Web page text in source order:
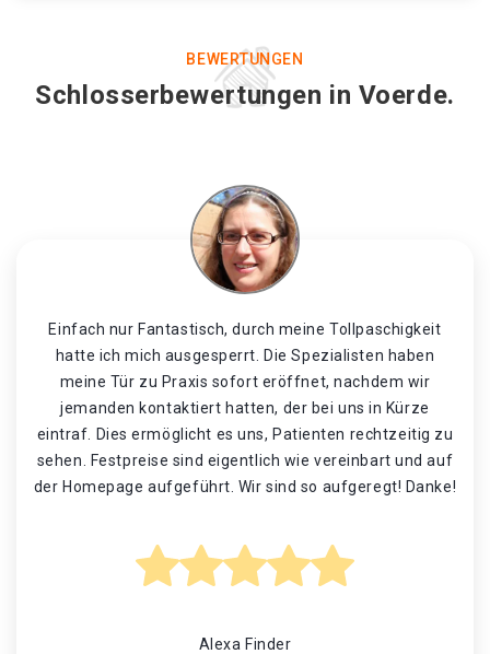
BEWERTUNGEN
Schlosserbewertungen in Voerde.
Einfach nur Fantastisch, durch meine Tollpaschigkeit
hatte ich mich ausgesperrt. Die Spezialisten haben
meine Tür zu Praxis sofort eröffnet, nachdem wir
jemanden kontaktiert hatten, der bei uns in Kürze
eintraf. Dies ermöglicht es uns, Patienten rechtzeitig zu
sehen. Festpreise sind eigentlich wie vereinbart und auf
der Homepage aufgeführt. Wir sind so aufgeregt! Danke!
Alexa Finder